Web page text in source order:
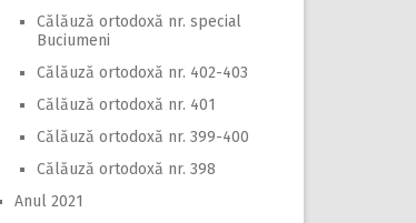
Călăuză ortodoxă nr. special
Buciumeni
Călăuză ortodoxă nr. 402-403
Călăuză ortodoxă nr. 401
Călăuză ortodoxă nr. 399-400
Călăuză ortodoxă nr. 398
Anul 2021